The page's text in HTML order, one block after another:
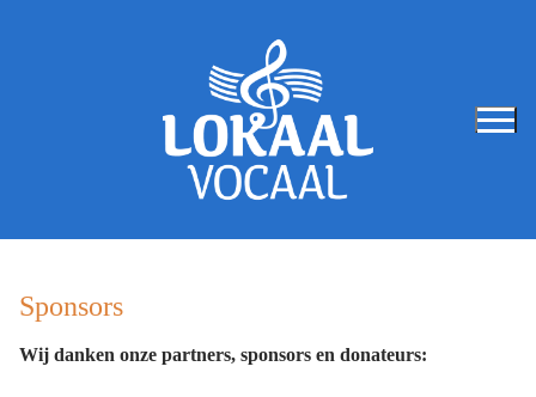
Sponsors
Wij danken onze partners, sponsors en donateurs: